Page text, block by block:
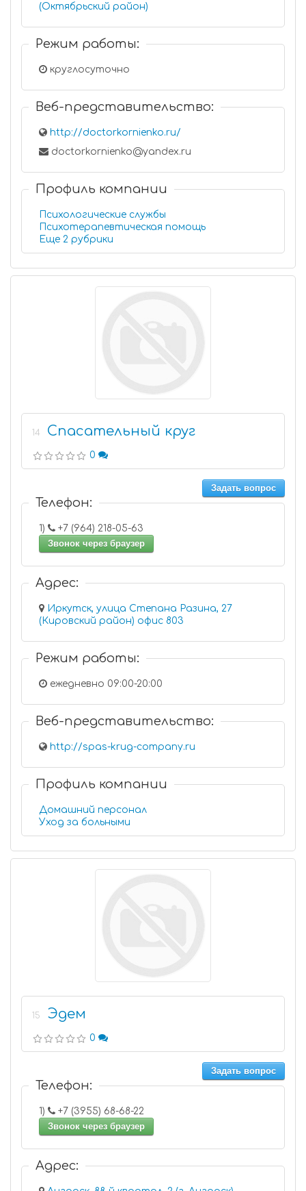
(Октябрьский район)
Режим работы:
круглосуточно
Веб-представительство:
http://doctorkornienko.ru/
doctorkornienko@yandex.ru
Профиль компании
Психологические службы
Психотерапевтическая помощь
Еще 2 рубрики
14 Спасательный круг
0
Задать вопрос
Телефон:
1)
+7 (964) 218-05-63
Звонок через браузер
Адрес:
Иркутск, улица Степана Разина, 27
(Кировский район) офис 803
Режим работы:
ежедневно 09:00-20:00
Веб-представительство:
http://spas-krug-company.ru
Профиль компании
Домашний персонал
Уход за больными
15 Эдем
0
Задать вопрос
Телефон:
1)
+7 (3955) 68-68-22
Звонок через браузер
Адрес: